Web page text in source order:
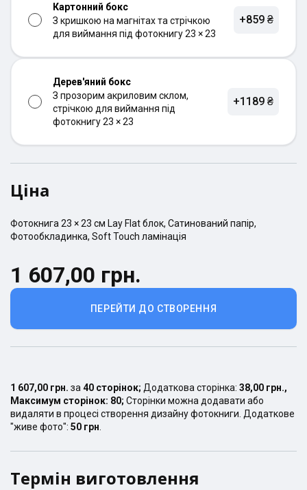
Картонний бокс
З кришкою на магнітах та стрічкою
для виймання під фотокнигу 23 × 23
+859 ₴
Дерев'яний бокс
З прозорим акриловим склом,
стрічкою для виймання під
фотокнигу 23 × 23
+1189 ₴
Ціна
Фотокнига 23 × 23 см Lay Flatблок, Сатинований папір,
Фотообкладинка, Soft Touch ламінація
ПЕРЕЙТИ ДО СТВОРЕННЯ
1 607,00 грн.
1 607,00 грн. за 40 сторінок; Додаткова сторінка: 38,00 грн.,
Максимум сторінок: 80; Сторінки можна додавати або
видаляти в процесі створення дизайну фотокниги. Додаткове
"живе фото": 50 грн
Термін виготовлення